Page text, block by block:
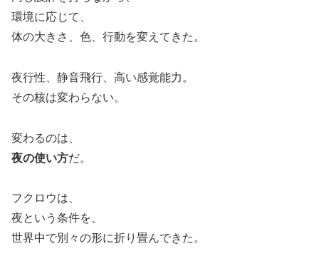
環境に応じて、
体の大きさ、色、行動を変えてきた。
夜行性、静音飛行、高い感覚能力。
その核は変わらない。
変わるのは、
夜の使い方だ。
フクロウは、
夜という条件を、
世界中で別々の形に折り畳んできた。